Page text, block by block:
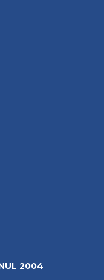
2004